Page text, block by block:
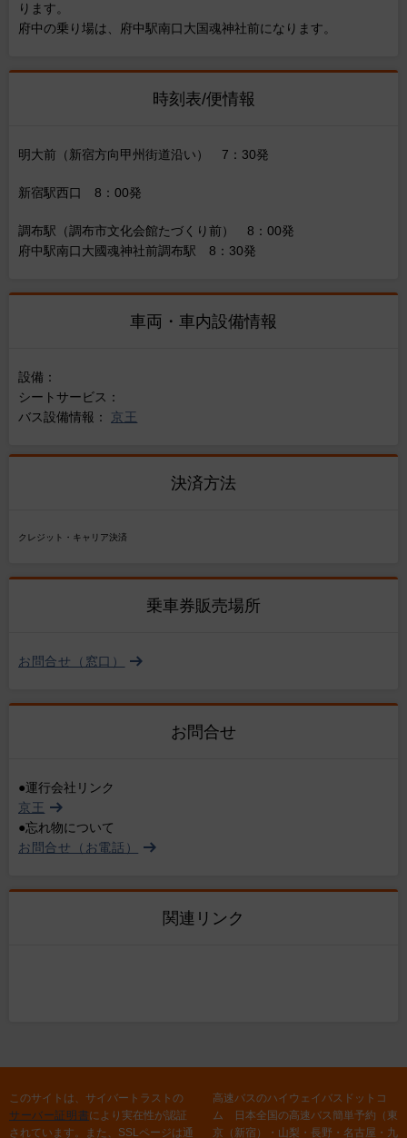
ります。
府中の乗り場は、府中駅南口大国魂神社前になります。
時刻表/便情報
明大前（新宿方向甲州街道沿い） 7：30発
新宿駅西口 8：00発
調布駅（調布市文化会館たづくり前） 8：00発
府中駅南口大國魂神社前調布駅 8：30発
車両・車内設備情報
設備：
シートサービス：
バス設備情報： 京王
決済方法
クレジット・キャリア決済
乗車券販売場所
お問合せ（窓口）
お問合せ
●運行会社リンク
京王
●忘れ物について
お問合せ（お電話）
関連リンク
このサイトは、サイバートラストの
サーバー証明書により実在性が認証
されています。また、SSLページは通
高速バスのハイウェイバスドットコ
ム 日本全国の高速バス簡単予約（東
京（新宿）・山梨・長野・名古屋・九